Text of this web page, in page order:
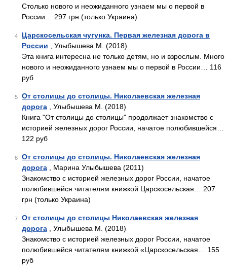
Столько нового и неожиданного узнаем мы о первой в
России… 297 грн (только Украина)
4
Царскосельская чугунка. Первая железная дорога в
России , Улыбышева М. (2018)
Эта книга интересна не только детям, но и взрослым. Много
нового и неожиданного узнаем мы о первой в России… 116
руб
5
От столицы до столицы. Николаевская железная
дорога , Улыбышева М. (2018)
Книга "От столицы до столицы" продолжает знакомство с
историей железных дорог России, начатое полюбившейся…
122 руб
6
От столицы до столицы. Николаевская железная
дорога , Марина Улыбышева (2011)
Знакомство с историей железных дорог России, начатое
полюбившейся читателям книжкой Царскосельская… 207
грн (только Украина)
7
От столицы до столицы Николаевская железная
дорога , Улыбышева М. (2018)
Знакомство с историей железных дорог России, начатое
полюбившейся читателям книжкой «Царскосельская… 155
руб